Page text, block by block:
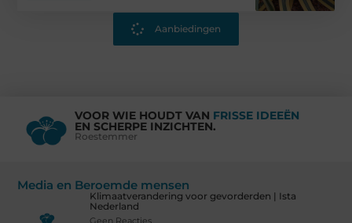
Aanbiedingen
VOOR WIE HOUDT VAN FRISSE IDEEËN
EN SCHERPE INZICHTEN.
Roestemmer
Media en Beroemde mensen
Klimaatverandering voor gevorderden | Ista
Nederland